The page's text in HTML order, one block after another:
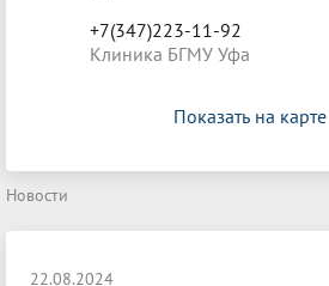
+7(347)223-11-92
Клиника БГМУ Уфа
Показать на карте
Новости
22.08.2024